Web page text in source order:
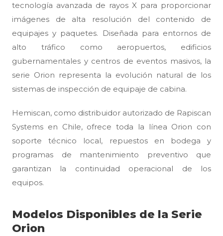
tecnología avanzada de rayos X para proporcionar
imágenes de alta resolución del contenido de
equipajes y paquetes. Diseñada para entornos de
alto tráfico como aeropuertos, edificios
gubernamentales y centros de eventos masivos, la
serie Orion representa la evolución natural de los
sistemas de inspección de equipaje de cabina.
Hemiscan, como distribuidor autorizado de Rapiscan
Systems en Chile, ofrece toda la línea Orion con
soporte técnico local, repuestos en bodega y
programas de mantenimiento preventivo que
garantizan la continuidad operacional de los
equipos.
Modelos Disponibles de la Serie
Orion